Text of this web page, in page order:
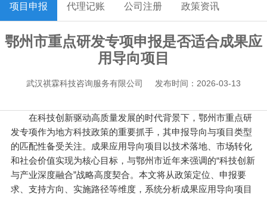
项目申报 代理记账 公司注册 政策资讯
鄂州市重点研发专项申报是否适合成果应
用导向项目
武汉祺霖科技咨询服务有限公司 发布时间：2026-03-13
在科技创新驱动高质量发展的时代背景下，鄂州市重点研
发专项作为地方科技政策的重要抓手，其申报导向与项目类型
的匹配性备受关注。成果应用导向项目以技术落地、市场转化
和社会价值实现为核心目标，与鄂州市近年来强调的“科技创新
与产业深度融合”战略高度契合。本文将从政策定位、申报要
求、支持方向、实施路径等维度，系统分析成果应用导向项目